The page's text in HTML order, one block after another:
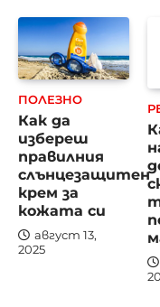
ПОЛЕЗНО
Как да
избереш
правилния
слънцезащитен
крем за
кожата си
август 13,
2025